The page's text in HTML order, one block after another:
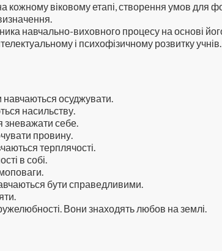
кожному віковому етапі, створення умов для
навчально-виховного процесу на основі
і психофізичному розвитку учнів.
навчаються осуджувати.
насильству.
зневажати себе.
провину.
терплячості.
в собі.
бути справедливими.
Вони знаходять любов на землі.